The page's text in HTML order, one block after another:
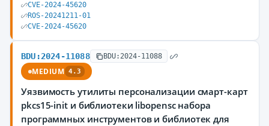
CVE-2024-45620
ROS-20241211-01
CVE-2024-45620
BDU:2024-11088 BDU:2024-11088
MEDIUM 4.3
Уязвимость утилиты персонализации смарт-карт
pkcs15-init и библиотеки libopensc набора
программных инструментов и библиотек для